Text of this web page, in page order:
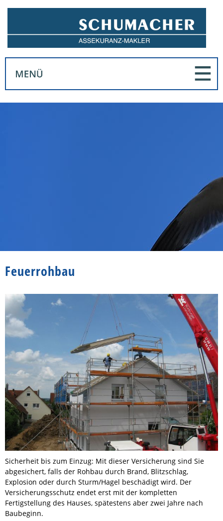
Feuerrohbau
Sicherheit bis zum Einzug: Mit dieser Versicherung sind Sie
abgesichert, falls der Rohbau durch Brand, Blitzschlag,
Explosion oder durch Sturm/Hagel beschädigt wird. Der
Versicherungsschutz endet erst mit der kompletten
Fertigstellung des Hauses, spätestens aber zwei Jahre nach
Baubeginn.